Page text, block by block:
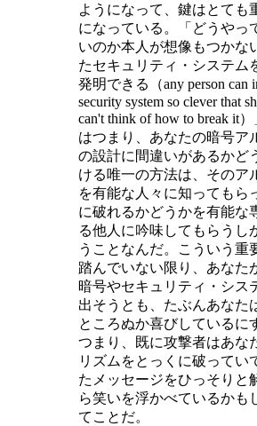
ようになって、鍵はとても
になっている。「どうやっ
いのか本人が想像もつかな
たセキュリティ・システム
発明できる（any person can
security system so clever that
can't think of how to break it
はつまり、あなたの暗号ア
の設計に間違いがあるかど
ける唯一の方法は、そのア
を有能な人々に知ってもら
に破れるかどうかを有能な
る他人に吟味してもらうし
うことなんだ。こういう重
踏んでいない限り、あなた
暗号やセキュリティ・シス
出そうとも、たぶんあなた
ところぬか喜びしているに
つまり、既に攻撃者はあな
リズムをとっくに破ってい
たメッセージをひっそりと
ら笑いを浮かべているかも
てことだ。